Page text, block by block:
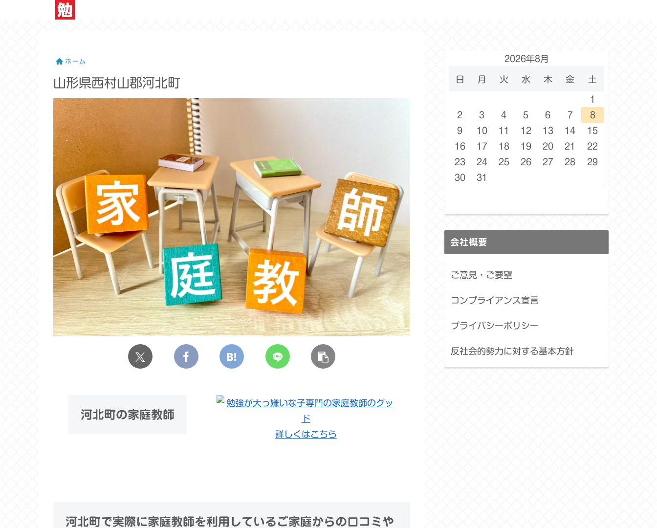
ホーム
山形県西村山郡河北町
河北町の家庭教師
詳しくはこちら
河北町で実際に家庭教師を利用しているご家庭からの口コミや
2026年8月
日 月 火 水 木 金 土
1
2
3 4 5 6 7
8
9
10 11 12 13 14
15
16
17 18 19 20 21
22
23
24 25 26 27 28
29
30
31
会社概要
ご意見・ご要望
コンプライアンス宣言
プライバシーポリシー
反社会的勢力に対する基本方針